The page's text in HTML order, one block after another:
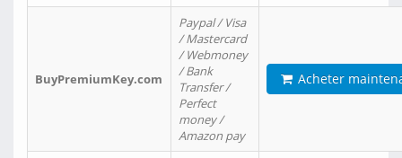
BuyPremiumKey.com
Paypal / Visa
/ Mastercard
/ Webmoney
/ Bank
Transfer /
Perfect
money /
Amazon pay
Acheter